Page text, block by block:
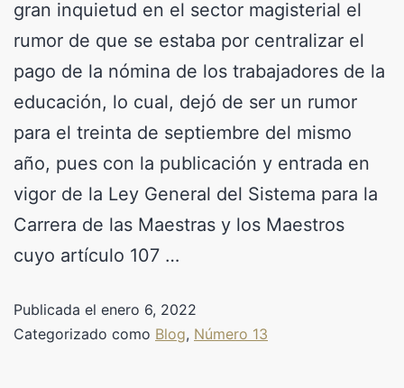
gran inquietud en el sector magisterial el
rumor de que se estaba por centralizar el
pago de la nómina de los trabajadores de la
educación, lo cual, dejó de ser un rumor
para el treinta de septiembre del mismo
año, pues con la publicación y entrada en
vigor de la Ley General del Sistema para la
Carrera de las Maestras y los Maestros
cuyo artículo 107 …
Publicada el enero 6, 2022
Categorizado como Blog, Número 13